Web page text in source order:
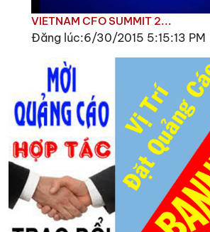
VIETNAM CFO SUMMIT 2...
Đăng lúc:6/30/2015 5:15:13 PM